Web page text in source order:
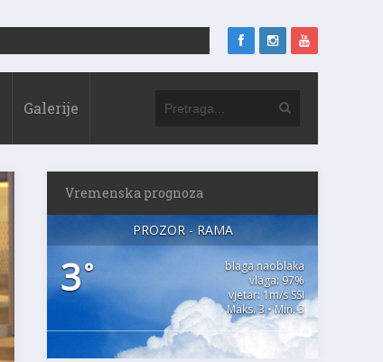
Galerije
Vremenska prognoza
PROZOR - RAMA
3°
blaga naoblaka
vlaga: 97%
vjetar: 1m/s SSI
Maks. 3 • Min. 3